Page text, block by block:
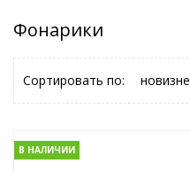
Фонарики
Сортировать по: новизне
В НАЛИЧИИ